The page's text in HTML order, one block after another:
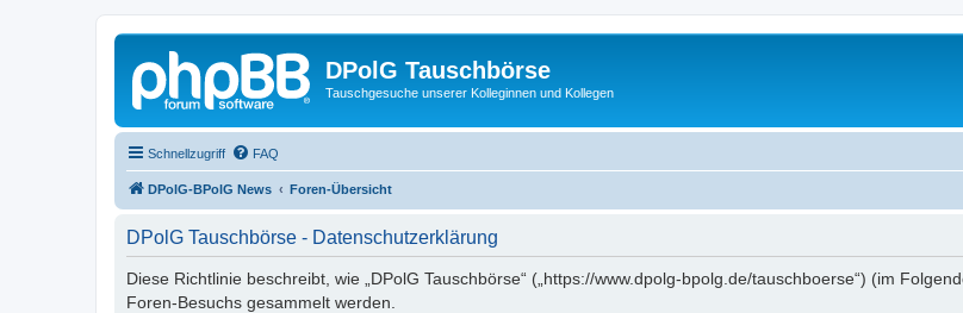
DPolG Tauschbörse
Tauschgesuche unserer Kolleginnen und Kollegen
Schnellzugriff FAQ
DPolG-BPolG News Foren-Übersicht
DPolG Tauschbörse - Datenschutzerklärung
Diese Richtlinie beschreibt, wie „DPolG Tauschbörse“ („https://www.dpolg-bpolg.de/tauschboerse“) (im
Foren-Besuchs gesammelt werden.